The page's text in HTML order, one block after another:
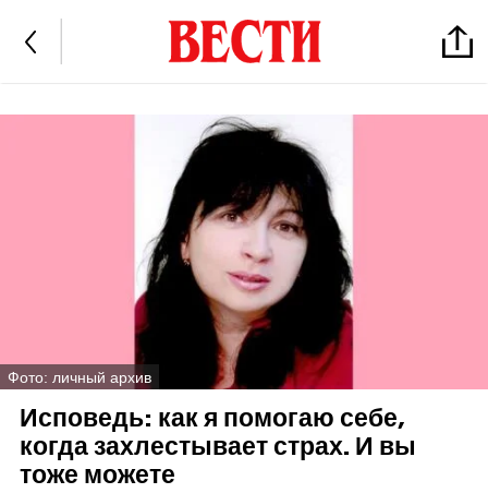
Фото: личный архив
Исповедь: как я помогаю себе,
когда захлестывает страх. И вы
тоже можете